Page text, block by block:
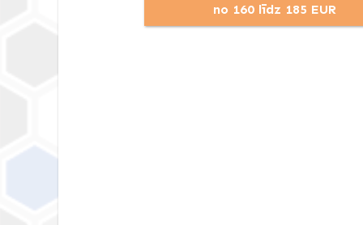
no 160 līdz 185 EUR